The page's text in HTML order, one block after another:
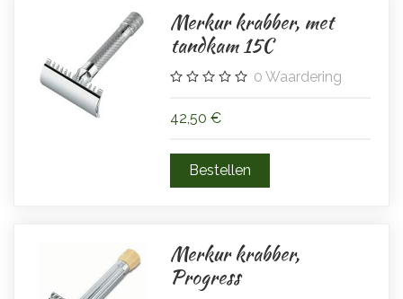
Merkur krabber, met
tandkam 15C
0 Waardering
42,50 €
Merkur krabber,
Progress